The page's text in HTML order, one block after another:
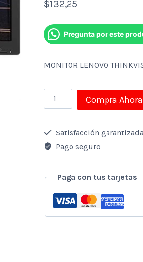
$132,25
Pregunta por este
MONITOR LENOVO
MONITOR
LENOVO
THINKVISION
E20-
20″
NEGRO
Compra Ahora
Satisfacción
Pago seguro
Paga con tus tarjetas